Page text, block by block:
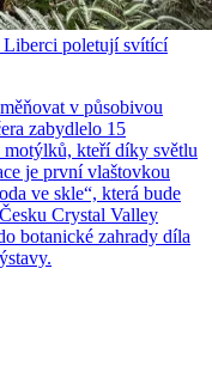
Liberci poletují svítící
v působivou
zabydlelo 15
kteří díky světlu
je první vlaštovkou
ve skle“, která bude
Crystal Valley
botanické zahrady díla